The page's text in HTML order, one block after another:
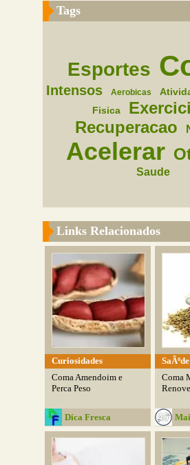
Tags
Esportes
Intensos Aerobicas
Fisica
Recuperacao
Acelerar
Saude
Links Relacionados
Curiosidades
Coma Amendoim e
Perca Peso
Dica Fresca
SaÃºde
Coma